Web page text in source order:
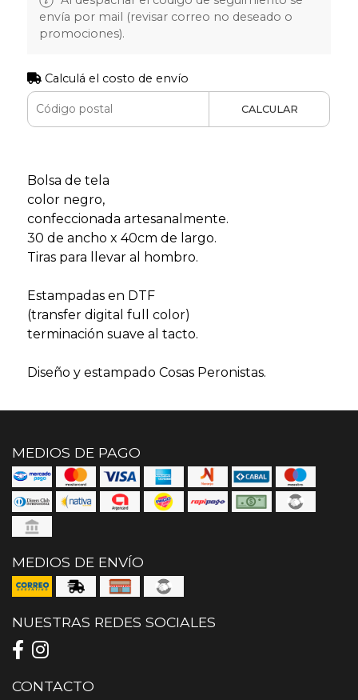
envía por mail (revisar correo no deseado o
promociones).
Calculá el costo de envío
CALCULAR
Bolsa de tela
color negro,
confeccionada artesanalmente.
30 de ancho x 40cm de largo.
Tiras para llevar al hombro.
Estampadas en DTF
(transfer digital full color)
terminación suave al tacto.
Diseño y estampado Cosas Peronistas.
MEDIOS DE PAGO
MEDIOS DE ENVÍO
NUESTRAS REDES SOCIALES
CONTACTO